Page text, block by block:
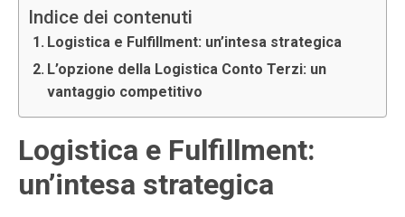
Indice dei contenuti
Logistica e Fulfillment: un’intesa strategica
L’opzione della Logistica Conto Terzi: un
vantaggio competitivo
Logistica e Fulfillment:
un’intesa strategica